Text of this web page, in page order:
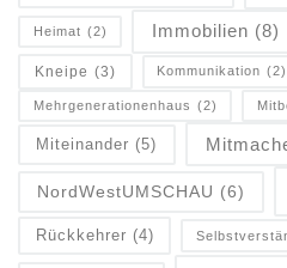
Heimat (2) Immobilien (8)
Kneipe (3) Kommunikation (2)
Mehrgenerationenhaus (2)
Miteinander (5)
NordWestUMSCHAU (6)
Rückkehrer (4)